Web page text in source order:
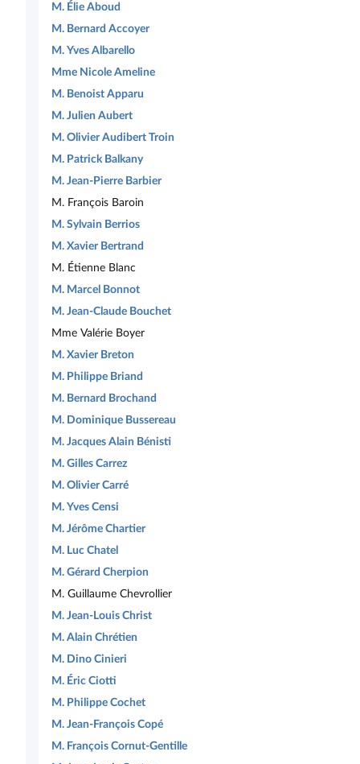
M. Élie Aboud
M. Bernard Accoyer
M. Yves Albarello
Mme Nicole Ameline
M. Benoist Apparu
M. Julien Aubert
M. Olivier Audibert Troin
M. Patrick Balkany
M. Jean-Pierre Barbier
M. François Baroin
M. Sylvain Berrios
M. Xavier Bertrand
M. Étienne Blanc
M. Marcel Bonnot
M. Jean-Claude Bouchet
Mme Valérie Boyer
M. Xavier Breton
M. Philippe Briand
M. Bernard Brochand
M. Dominique Bussereau
M. Jacques Alain Bénisti
M. Gilles Carrez
M. Olivier Carré
M. Yves Censi
M. Jérôme Chartier
M. Luc Chatel
M. Gérard Cherpion
M. Guillaume Chevrollier
M. Jean-Louis Christ
M. Alain Chrétien
M. Dino Cinieri
M. Éric Ciotti
M. Philippe Cochet
M. Jean-François Copé
M. François Cornut-Gentille